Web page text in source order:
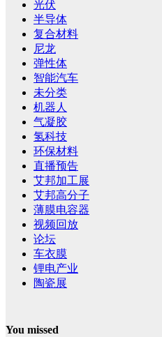
光伏
半导体
复合材料
尼龙
弹性体
智能汽车
未分类
机器人
气凝胶
氢科技
环保材料
直播预告
艾邦加工展
艾邦高分子
薄膜电容器
视频回放
论坛
车衣膜
锂电产业
陶瓷展
You missed